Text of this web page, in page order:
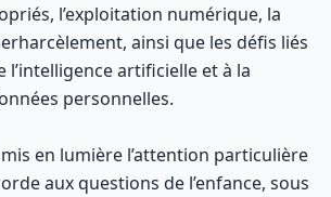
l’exploitation numérique, la
ainsi que les défis liés
l’intelligence artificielle et à la
personnelles.
en lumière l’attention particulière
aux questions de l’enfance, sous